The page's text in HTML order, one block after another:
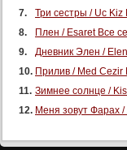
Три сестры / Uc
Плен / Esaret Все
Дневник Элен /
Прилив / Med Cezir
Зимнее солнце /
Меня зовут Фарах